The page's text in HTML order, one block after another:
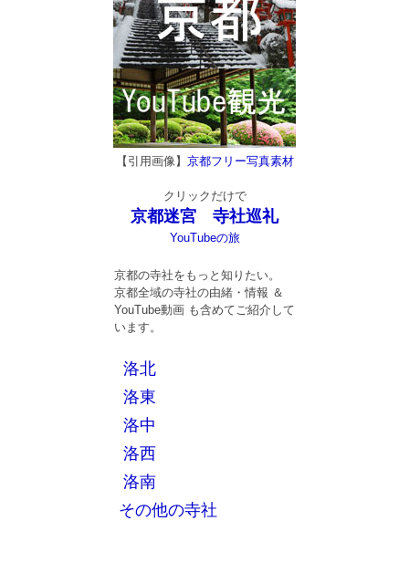
【引用画像】 京都フリー写真素材
クリックだけで
京都迷宮 寺社巡礼
YouTubeの旅
京都の寺社をもっと知りたい。
京都全域の寺社の由緒・情報 ＆
YouTube動画 も含めてご紹介して
います。
洛北
洛東
洛中
洛西
洛南
その他の寺社